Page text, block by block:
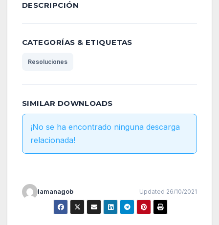
DESCRIPCIÓN
CATEGORÍAS & ETIQUETAS
Resoluciones
SIMILAR DOWNLOADS
¡No se ha encontrado ninguna descarga
relacionada!
lamanagob Updated 26/10/2021